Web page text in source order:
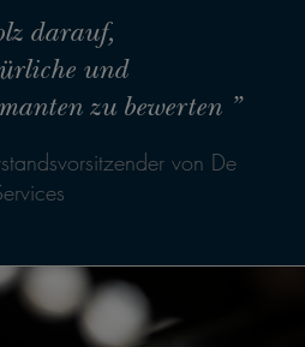
darauf,
und
zu bewerten ”
von De